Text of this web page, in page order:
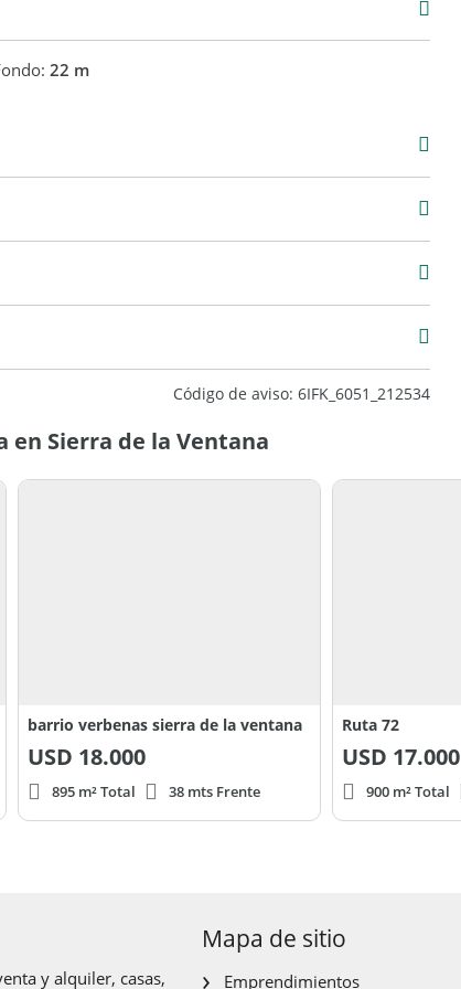
22 m
Código de aviso: 6IFK_6051_212534
en Sierra de la Ventana
barrio verbenas sierra de la ventana
USD 18.000
895 m² Total 38 mts Frente
Ruta 72
USD 17.000
900 m² Total
y alquiler, casas,
Mapa de sitio
Emprendimientos